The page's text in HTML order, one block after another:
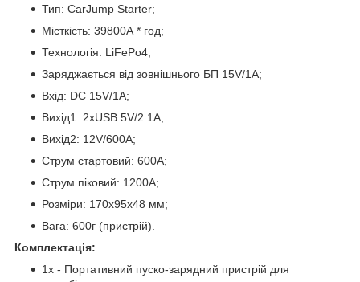
Тип: CarJump Starter;
Місткість: 39800А * год;
Технологія: LiFePo4;
Заряджається від зовнішнього БП 15V/1A;
Вхід: DC 15V/1A;
Вихід1: 2xUSB 5V/2.1А;
Вихід2: 12V/600A;
Струм стартовий: 600A;
Струм піковий: 1200A;
Розміри: 170x95x48 мм;
Вага: 600г (пристрій).
Комплектація:
1х - Портативний пуско-зарядний пристрій для